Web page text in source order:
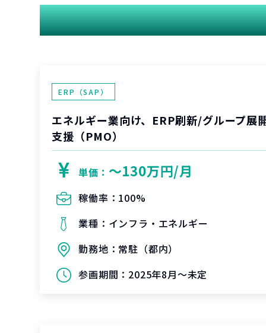
ERP（SAP）
エネルギー業向け、ERP刷新/グループ展
支援（PMO）
単価： 〜130万円/月
稼働率： 100%
業種： インフラ・エネルギー
勤務地： 常駐（都内）
参画期間： 2025年8月～未定